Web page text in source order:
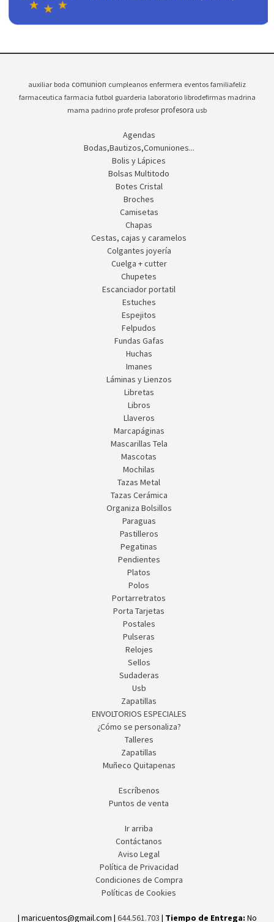
auxiliar boda comunion cumpleanos enfermera eventos familiafeliz
farmaceutica farmacia futbol guarderia laboratorio librodefirmas madrina
mama padrino profe profesor profesora usb
Agendas
Bodas,Bautizos,Comuniones...
Bolis y Lápices
Bolsas Multitodo
Botes Cristal
Broches
Camisetas
Chapas
Cestas, cajas y caramelos
Colgantes joyería
Cuelga + cutter
Chupetes
Escanciador portatil
Estuches
Espejitos
Felpudos
Fundas Gafas
Huchas
Imanes
Láminas y Lienzos
Libretas
Libros
Llaveros
Marcapáginas
Mascarillas Tela
Mascotas
Mochilas
Tazas Metal
Tazas Cerámica
Organiza Bolsillos
Paraguas
Pastilleros
Pegatinas
Pendientes
Platos
Polos
Portarretratos
Porta Tarjetas
Postales
Pulseras
Relojes
Sellos
Sudaderas
Usb
Zapatillas
ENVOLTORIOS ESPECIALES
¿Cómo se personaliza?
Talleres
Zapatillas
Muñeco Quitapenas
Escríbenos
Puntos de venta
Ir arriba
Contáctanos
Aviso Legal
Política de Privacidad
Condiciones de Compra
Políticas de Cookies
| maricuentos@gmail.com | 644.561.703 | Tiempo de Entrega: No